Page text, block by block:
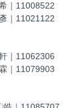
｜11008522
｜11021122
｜11062306
｜11079903